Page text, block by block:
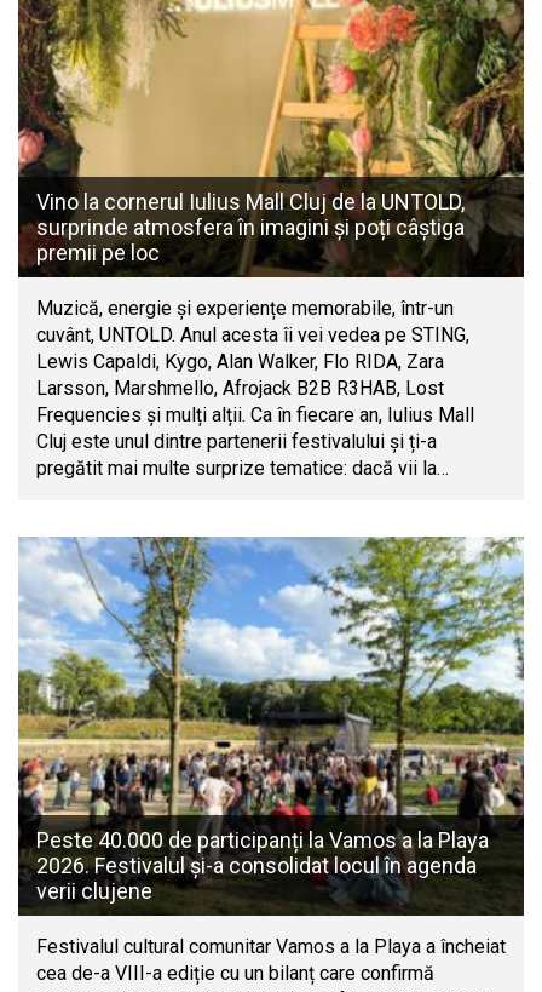
Vino la cornerul Iulius Mall Cluj de la UNTOLD,
surprinde atmosfera în imagini și poți câștiga
premii pe loc
Muzică, energie și experiențe memorabile, într-un
cuvânt, UNTOLD. Anul acesta îi vei vedea pe STING,
Lewis Capaldi, Kygo, Alan Walker, Flo RIDA, Zara
Larsson, Marshmello, Afrojack B2B R3HAB, Lost
Frequencies și mulți alții. Ca în fiecare an, Iulius Mall
Cluj este unul dintre partenerii festivalului și ți-a
pregătit mai multe surprize tematice: dacă vii la…
Peste 40.000 de participanți la Vamos a la Playa
2026. Festivalul și-a consolidat locul în agenda
verii clujene
Festivalul cultural comunitar Vamos a la Playa a încheiat
cea de-a VIII-a ediție cu un bilanț care confirmă